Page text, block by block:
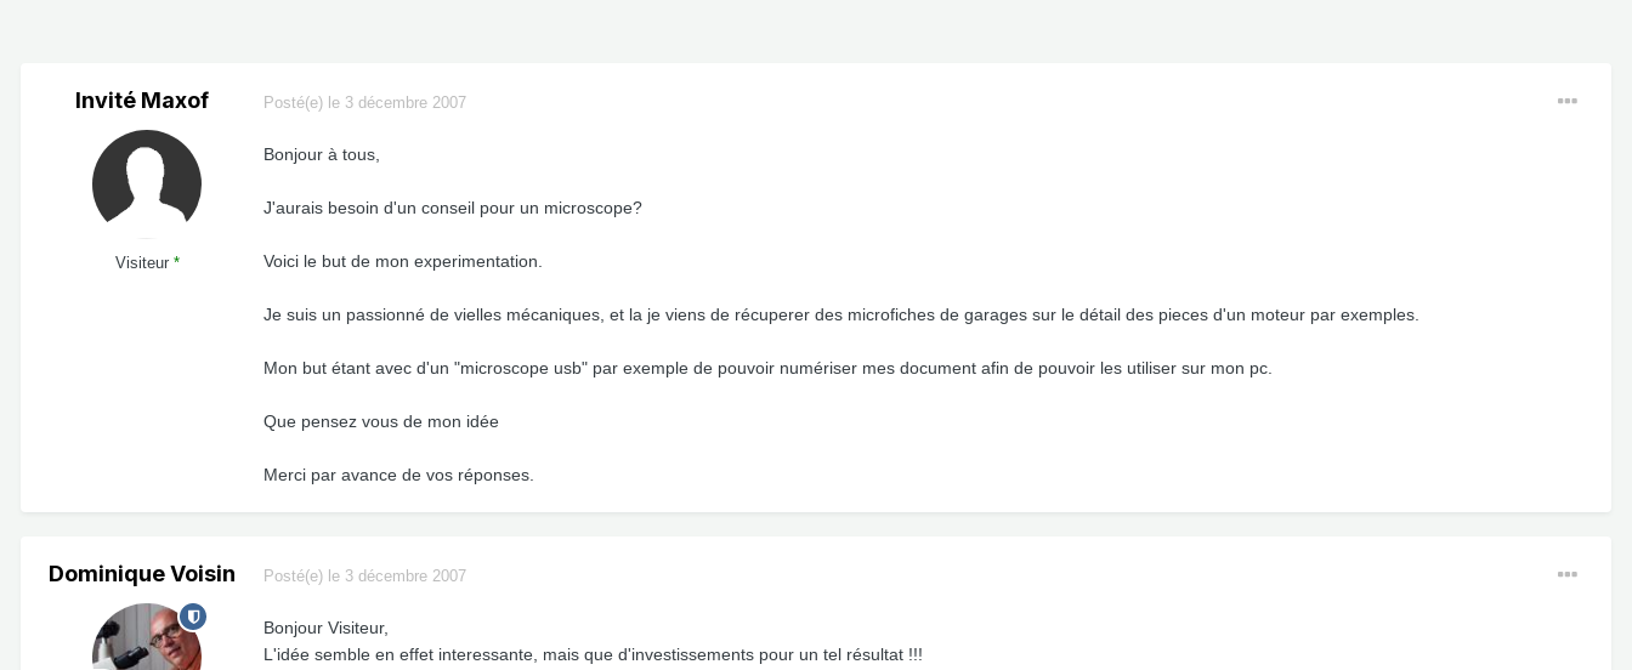
Invité Maxof
Visiteur*
Posté(e) le 3 décembre 2007
Bonjour à tous,
J'aurais besoin d'un conseil pour un microscope?
Voici le but de mon experimentation.
Je suis un passionné de vielles mécaniques, et la je viens de récuperer des microfiches de garages sur le détail des pieces d'un moteur par exemples.
Mon but étant avec d'un "microscope usb" par exemple de pouvoir numériser mes document afin de pouvoir les utiliser sur mon pc.
Que pensez vous de mon idée
Merci par avance de vos réponses.
Dominique Voisin Posté(e) le 3 décembre 2007
Bonjour Visiteur,
L'idée semble en effet interessante, mais que d'investissements pour un tel résultat !!!